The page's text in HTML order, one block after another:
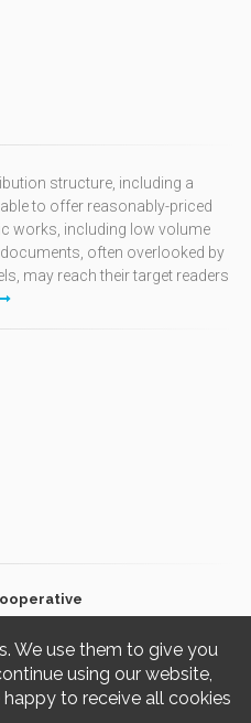
We use them to give you
using our website,
to receive all cookies
structure, including a
to offer reasonably-priced
works, including low volume
often overlooked by
may reach their target readers